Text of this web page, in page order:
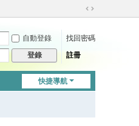
切
到
自動登錄
找回密碼
登錄 註冊
快捷導航